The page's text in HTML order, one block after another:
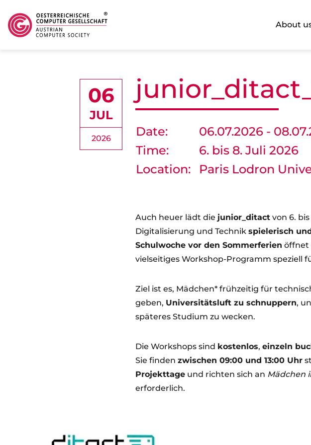
About
06
JUL
2026 Date:
06.07.2026 -
Time:
6. bis 8. Juli 2026
Location:
Paris Lodron
Auch heuer lädt die junior_ditact von 6.
Digitalisierung und Technik spielerisch
Schulwoche vor den Sommerferien öffnet
vielseitiges Workshop-Programm speziell
Ziel ist es, Mädchen* frühzeitig für
geben, Universitätsluft zu schnuppern,
späteres Studium zu wecken.
Die Workshops sind kostenlos, einzeln
Sie finden zwischen 09:00 und 13:00 Uhr
Projekttage und richten sich an Mädchen
erforderlich.